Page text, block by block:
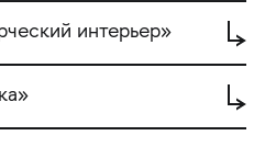
интерьер»